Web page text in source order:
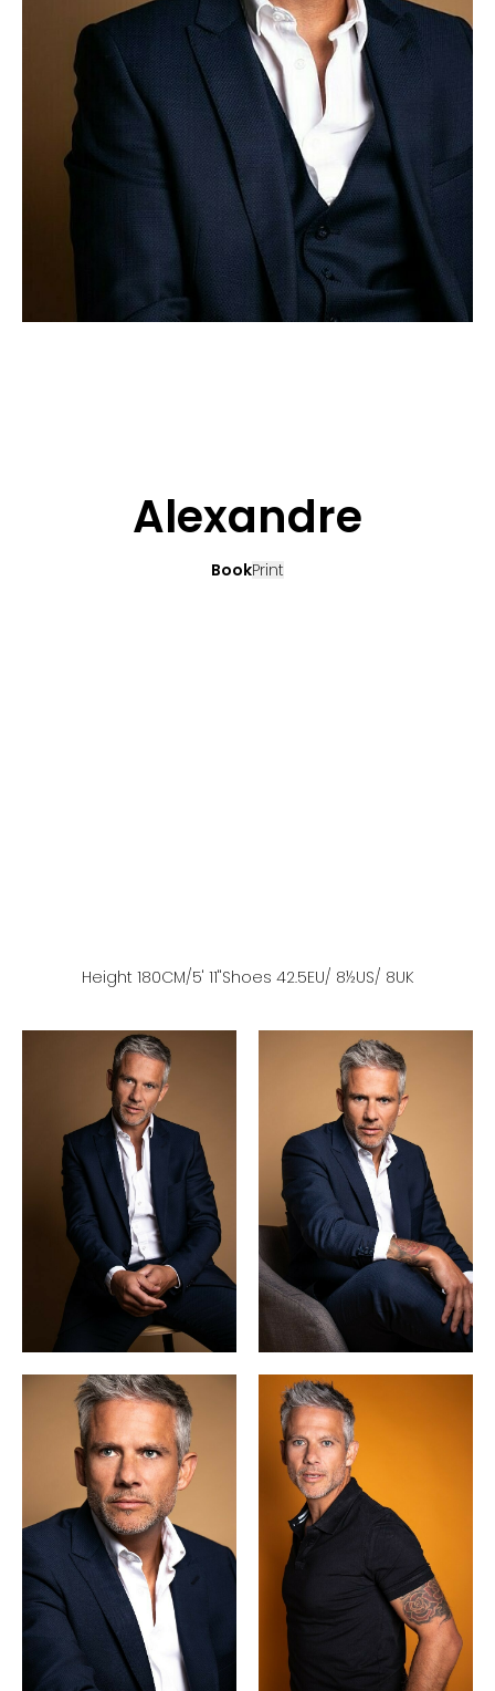
POP MUSICIENS
TALENTS INTERNATIONAUX
CANDIDATURE
NOS AGENCES
FRANCE
SUISSE
Alexandre
BookPrint
Height 180CM/5' 11''Shoes 42.5EU/ 8½US/ 8UK